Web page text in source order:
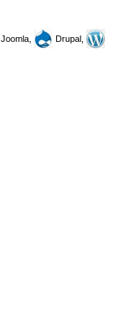
Joomla,
Drupal,